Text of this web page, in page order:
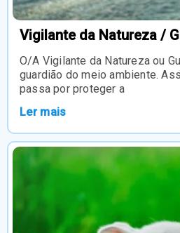
Vigilante da Natureza /
O/A Vigilante da Natureza ou
guardião do meio ambiente.
passa por proteger a
Ler mais